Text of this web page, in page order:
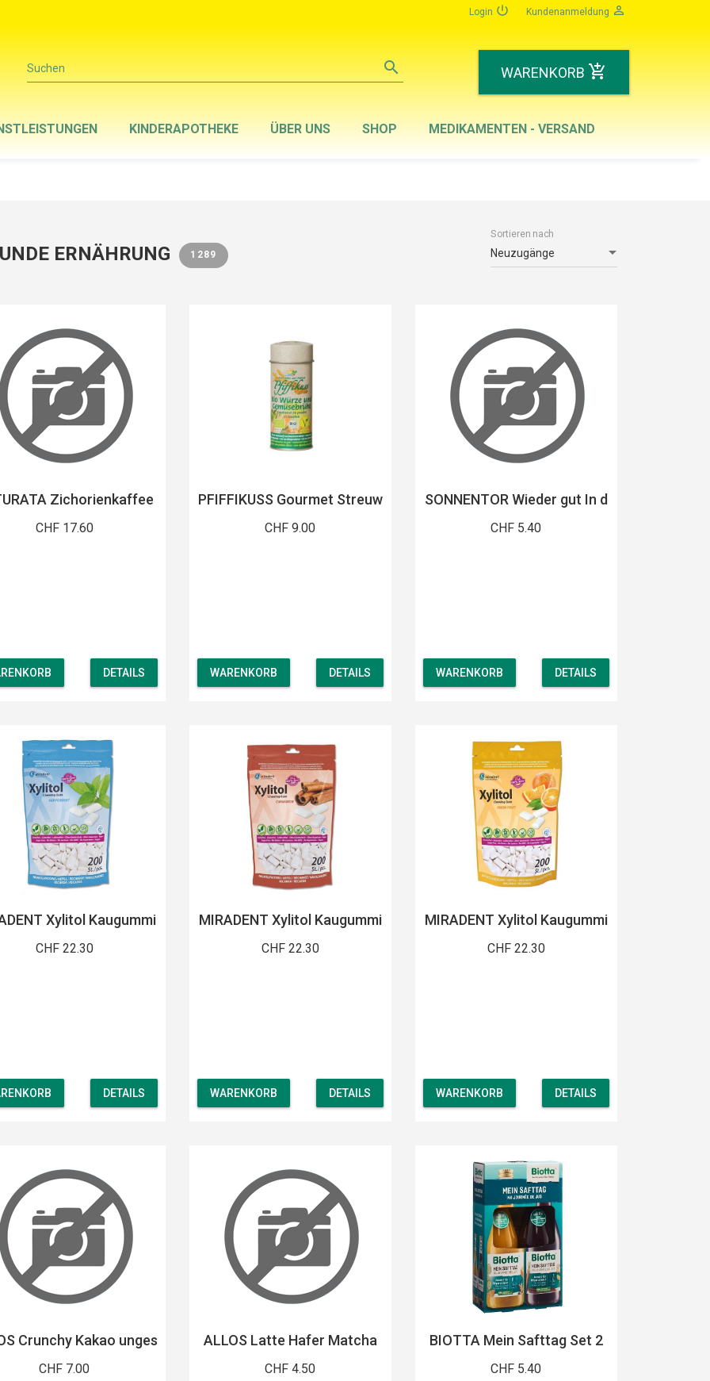
Login power_settings_new Kundenanmeldung person_outline
Suchen search WARENKORB add_shopping_cart
KINDERAPOTHEKE ÜBER UNS SHOP MEDIKAMENTEN - VERSAND
ERNÄHRUNG 1289
Sortieren nach
Zichorienkaffee
CHF 17.60
DETAILS
PFIFFIKUSS Gourmet Streuw
CHF 9.00
WARENKORB DETAILS
SONNENTOR Wieder gut In d
CHF 5.40
WARENKORB DETAILS
Xylitol Kaugummi
CHF 22.30
DETAILS
MIRADENT Xylitol Kaugummi
CHF 22.30
WARENKORB DETAILS
MIRADENT Xylitol Kaugummi
CHF 22.30
WARENKORB DETAILS
Crunchy Kakao unges
CHF 7.00
ALLOS Latte Hafer Matcha
CHF 4.50
BIOTTA Mein Safttag Set 2
CHF 5.40